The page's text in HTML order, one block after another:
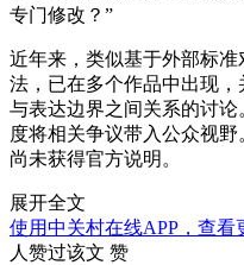
专门修改？”
近年来，类似基于外部标
法，已在多个作品中出现
与表达边界之间关系的讨
度将相关争议带入公众视
尚未获得官方说明。
展开全文
使用中关村在线APP，查看
人赞过该文 赞